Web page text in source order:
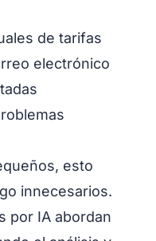
de tarifas
electrónico
esto
innecesarios.
por IA abordan